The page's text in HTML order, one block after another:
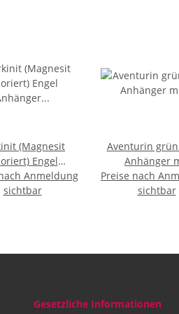
(Magnesit
Engel
30 mm
Öse
Anmeldung
sichtbar
Aventurin grün
Anhänger
silberfarbener
30 mm
Preise nach
sichtbar
Gesetzliche Informationen